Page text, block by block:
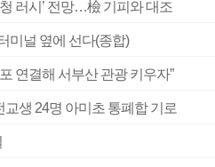
러시’ 전망…檢 기피와 대조
미널 옆에 선다(종합)
연결해 서부산 관광 키우자”
생 24명 아미초 통폐합 기로